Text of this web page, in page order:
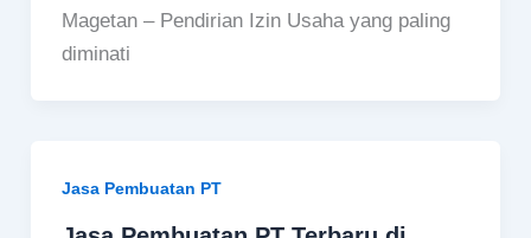
Magetan – Pendirian Izin Usaha yang paling
diminati
Jasa Pembuatan PT